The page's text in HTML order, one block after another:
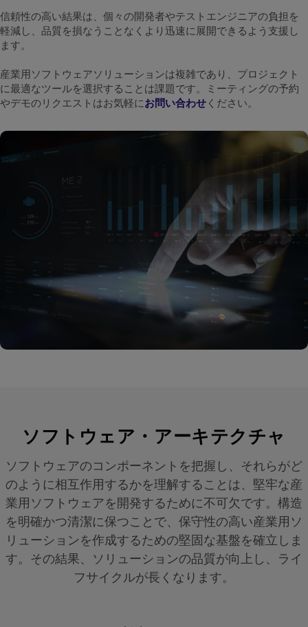
信頼性の高い結果は、個々の開発者やテストエンジニアの負担を
軽減し、品質を損なうことなくより迅速に展開できるよう支援し
ます。
産業用ソフトウェアソリューションは複雑であり、プロジェクト
に最適なツールを選択することは課題です。ミーティングの予約
やデモのリクエストはお気軽にお問い合わせください。
ソフトウェア・アーキテクチャ
ソフトウェアのコンポーネントを把握し、それらがど
のように相互作用するかを理解することは、堅牢な産
業用ソフトウェアを開発するために不可欠です。構造
を明確かつ清潔に保つことで、保守性の高い産業用ソ
リューションを作成するための堅固な基盤を確立しま
す。その結果、ソリューションの品質が向上し、ライ
フサイクルが長くなります。